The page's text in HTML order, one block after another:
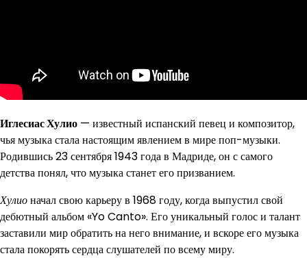
Иглесиас Хулио — известный испанский певец и композитор,
чья музыка стала настоящим явлением в мире поп-музыки.
Родившись 23 сентября 1943 года в Мадриде, он с самого
детства понял, что музыка станет его призванием.
Хулионачал свою карьеру в 1968 году, когда выпустил свой
дебютный альбом «Yo Canto». Его уникальный голос и талант
заставили мир обратить на него внимание, и вскоре его музыка
стала покорять сердца слушателей по всему миру.